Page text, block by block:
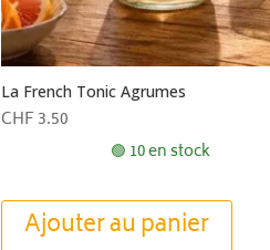
La French Tonic Agrumes
CHF 3.50
🟢 10 en stock
Ajouter au panier